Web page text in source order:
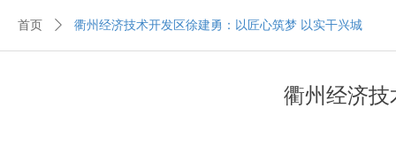
衢州经济
首页 ꄲ 衢州经济技术开发区徐建勇：以匠心筑梦 以实干兴城